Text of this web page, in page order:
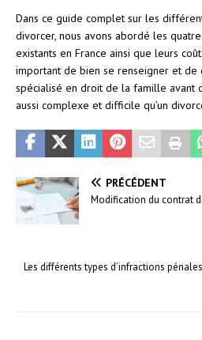
Dans ce guide complet sur les
divorcer, nous avons abordé les
existants en France ainsi que leurs
important de bien se renseigner et de
spécialisé en droit de la famille avant
aussi complexe et difficile qu’un
PRÉCÉDENT
Modification du contrat
Les différents types d’infractions